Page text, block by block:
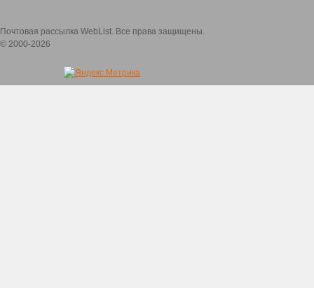
Почтовая рассылка WebList. Все права защищены.
© 2000-2026